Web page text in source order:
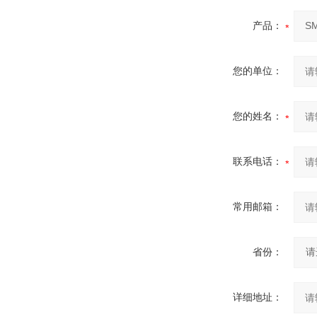
产品：
您的单位：
您的姓名：
联系电话：
常用邮箱：
省份：
详细地址：